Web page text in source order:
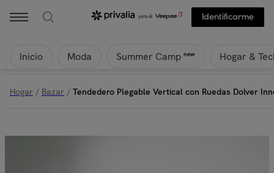
Identificarme
Inicio Moda Summer Camp new Hogar &
Hogar / Bazar / Tendedero Plegable Vertical con Ruedas Dolver